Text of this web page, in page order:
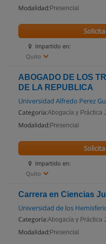
Modalidad: Presencial
Impartido en:
Quito
ABOGADO DE LOS
DE LA REPUBLICA
Universidad Alfredo Perez
Categoría:Abogacía y Práctica
Modalidad: Presencial
Impartido en:
Quito
Carrera en Ciencias
Universidad de los
Categoría:Abogacía y Práctica
Modalidad: Presencial